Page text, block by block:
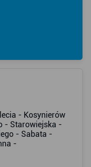
- Kosynierów
- Starowiejska -
- Sabata -
-